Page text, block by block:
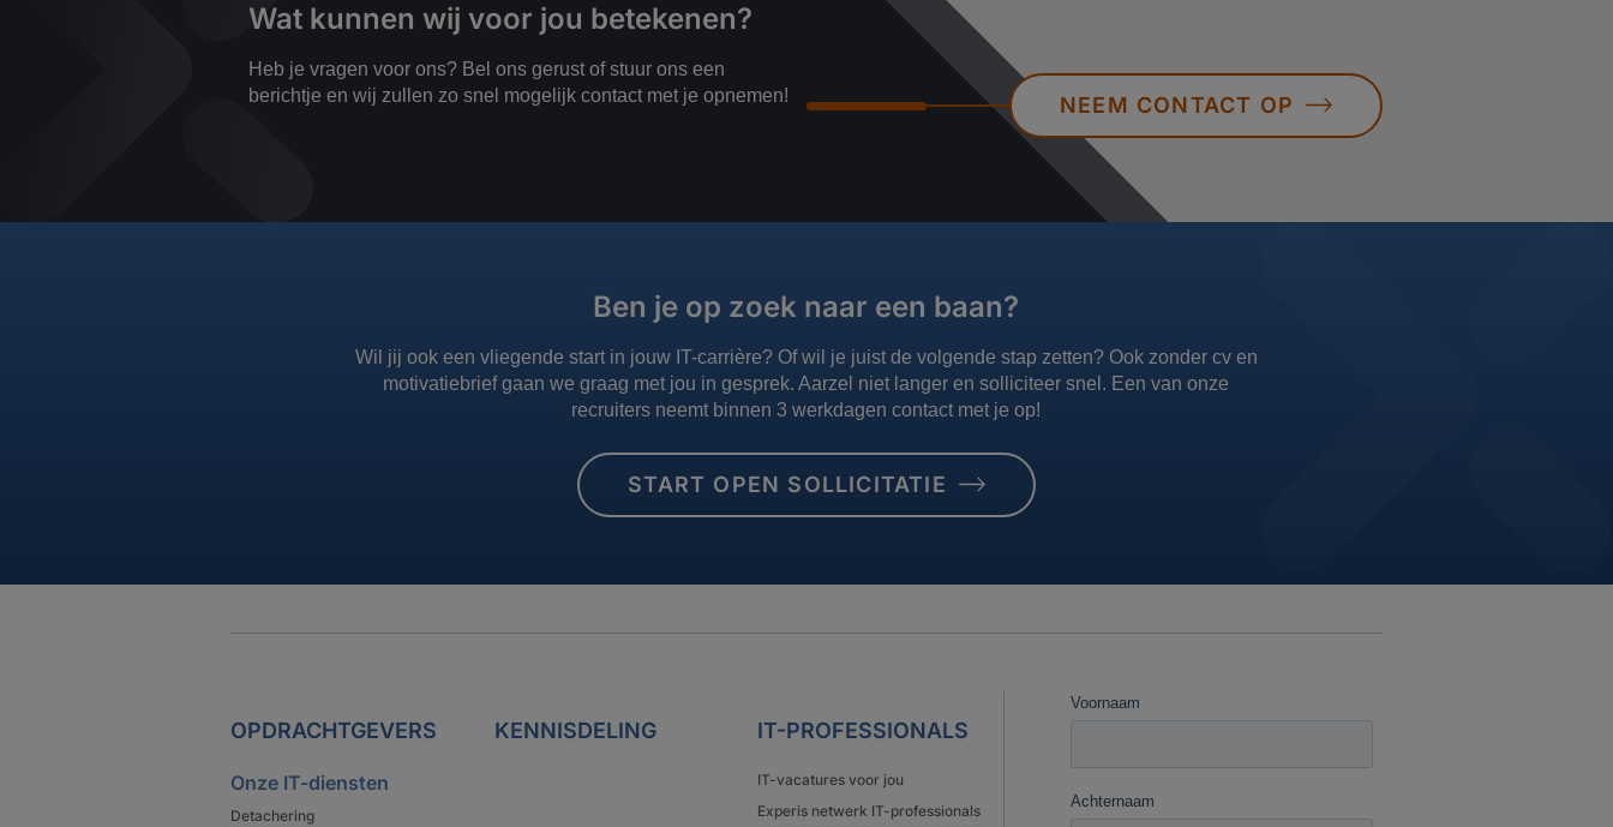
Wat kunnen wij voor jou betekenen?
Heb je vragen voor ons? Bel ons gerust of stuur ons een
berichtje en wij zullen zo snel mogelijk contact met je opnemen!
NEEM CONTACT OP
Ben je op zoek naar een baan?
Wil jij ook een vliegende start in jouw IT-carrière? Of wil je juist de volgende stap zetten? Ook zonder cv en
motivatiebrief gaan we graag met jou in gesprek. Aarzel niet langer en solliciteer snel. Een van onze
recruiters neemt binnen 3 werkdagen contact met je op!
START OPEN SOLLICITATIE
OPDRACHTGEVERS
Onze IT-diensten
Detachering
KENNISDELING IT-PROFESSIONALS
IT-vacatures voor jou
Experis netwerk IT-professionals